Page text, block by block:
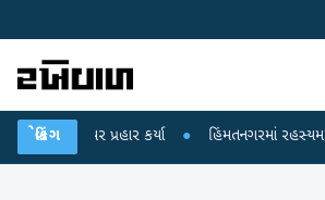
બ્રેકિંગ
પર પ્રહાર કર્યા ● હિંમતનગરમાં રહસ્યમય